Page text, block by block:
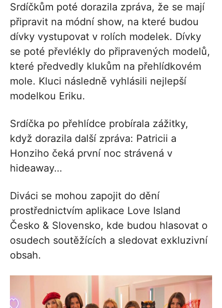
Srdíčkům poté dorazila zpráva, že se mají
připravit na módní show, na které budou
dívky vystupovat v rolích modelek. Dívky
se poté převlékly do připravených modelů,
které předvedly klukům na přehlídkovém
mole. Kluci následně vyhlásili nejlepší
modelkou Eriku.
Srdíčka po přehlídce probírala zážitky,
když dorazila další zpráva: Patricii a
Honziho čeká první noc strávená v
hideaway…
Diváci se mohou zapojit do dění
prostřednictvím aplikace Love Island
Česko & Slovensko, kde budou hlasovat o
osudech soutěžících a sledovat exkluzivní
obsah.